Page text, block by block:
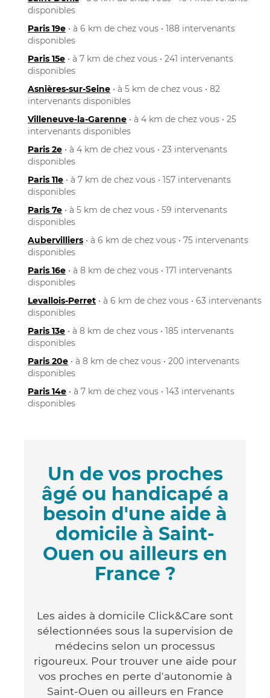
disponibles
Paris 19e • à 6 km de chez vous • 188 intervenants
disponibles
Paris 15e • à 7 km de chez vous • 241 intervenants
disponibles
Asnières-sur-Seine • à 5 km de chez vous • 82
intervenants disponibles
Villeneuve-la-Garenne • à 4 km de chez vous • 25
intervenants disponibles
Paris 2e • à 4 km de chez vous • 23 intervenants
disponibles
Paris 11e • à 7 km de chez vous • 157 intervenants
disponibles
Paris 7e • à 5 km de chez vous • 59 intervenants
disponibles
Aubervilliers • à 6 km de chez vous • 75 intervenants
disponibles
Paris 16e • à 8 km de chez vous • 171 intervenants
disponibles
Levallois-Perret • à 6 km de chez vous • 63 intervenants
disponibles
Paris 13e • à 8 km de chez vous • 185 intervenants
disponibles
Paris 20e • à 8 km de chez vous • 200 intervenants
disponibles
Paris 14e • à 7 km de chez vous • 143 intervenants
disponibles
Un de vos proches
âgé ou handicapé a
besoin d'une aide à
domicile à Saint-
Ouen ou ailleurs en
France ?
Les aides à domicile Click&Care sont
sélectionnées sous la supervision de
médecins selon un processus
rigoureux. Pour trouver une aide pour
vos proches en perte d'autonomie à
Saint-Ouen ou ailleurs en France